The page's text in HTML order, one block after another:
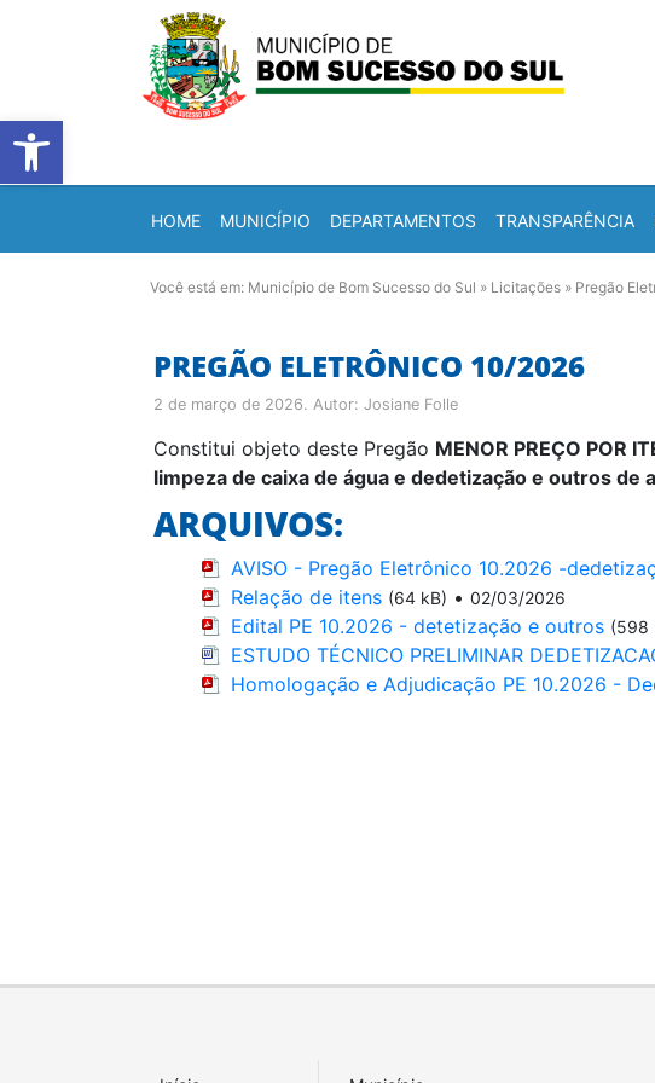
Barra de Ferramentas Aberta
HOME MUNICÍPIO DEPARTAMENTOS TRANSPARÊNCIA
Você está em: Município de Bom Sucesso do Sul » Licitações » Pregão
PREGÃO ELETRÔNICO 10/2026
2 de março de 2026. Autor: Josiane Folle
Constitui objeto deste Pregão MENOR PREÇO POR
limpeza de caixa de água e dedetização e outros de
ARQUIVOS:
AVISO - Pregão Eletrônico 10.2026 -
Relação de itens (64 kB) • 02/03/2026
Edital PE 10.2026 - detetização e outros (598
ESTUDO TÉCNICO PRELIMINAR
Homologação e Adjudicação PE 10.2026 -